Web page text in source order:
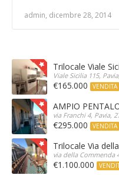
admin, dicembre 28, 2014
Trilocale Viale
Viale Sicilia 115,
€165.000 VENDITA
AMPIO
via Franchi 4, Pavia,
€295.000 VENDITA
Trilocale Via
via della Commenda
€1.100.000